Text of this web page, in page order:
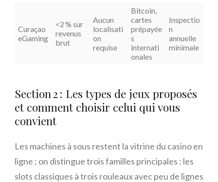
Curaçao
eGaming
<2 % sur
revenus
brut
Aucun
localisati
on
requise
Bitcoin,
cartes
prépayée
s
internati
onales
Inspectio
n
annuelle
minimale
Section 2 : Les types de jeux proposés
et comment choisir celui qui vous
convient
Les machines à sous restent la vitrine du casino en
ligne ; on distingue trois familles principales : les
slots classiques à trois rouleaux avec peu de lignes